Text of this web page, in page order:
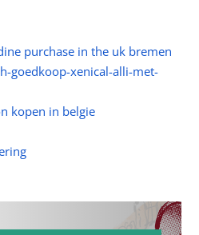
purchase in the uk bremen
goedkoop-xenical-alli-met-
kopen in belgie